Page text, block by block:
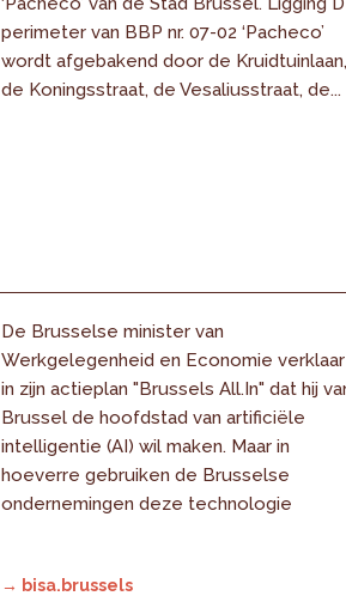
perimeter van BBP nr. 07-02 ‘Pacheco’
wordt afgebakend door de
de Koningsstraat, de Vesaliusstraat, de...
De Brusselse minister van
Werkgelegenheid en Economie
in zijn actieplan "Brussels All.In" dat hij
Brussel de hoofdstad van artificiële
intelligentie (AI) wil maken. Maar in
hoeverre gebruiken de Brusselse
ondernemingen deze technologie
→ bisa.brussels